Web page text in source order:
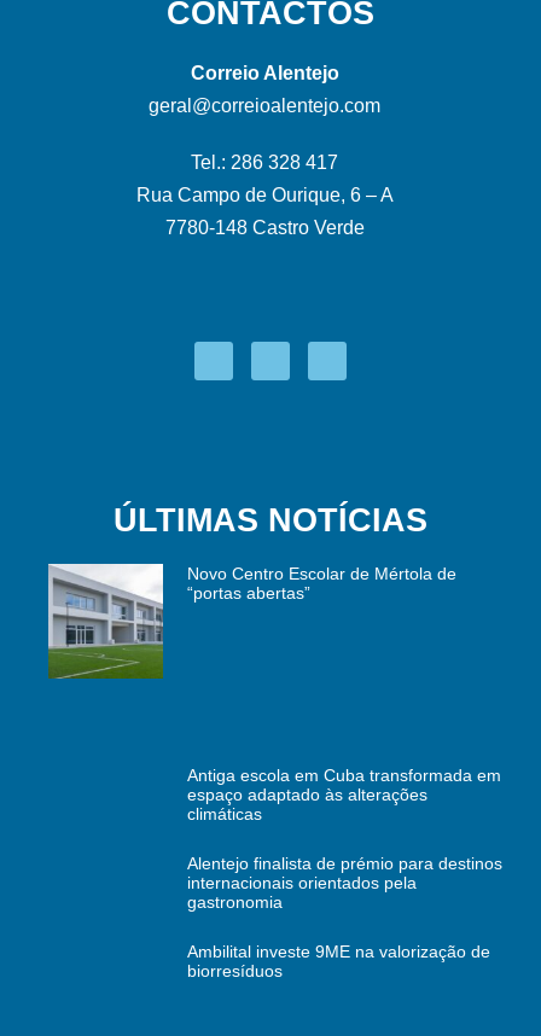
CONTACTOS
Correio Alentejo
geral@correioalentejo.com
Tel.: 286 328 417
Rua Campo de Ourique, 6 – A
7780-148 Castro Verde
ÚLTIMAS NOTÍCIAS
Novo Centro Escolar de Mértola de
“portas abertas”
Antiga escola em Cuba transformada em
espaço adaptado às alterações
climáticas
Alentejo finalista de prémio para destinos
internacionais orientados pela
gastronomia
Ambilital investe 9ME na valorização de
biorresíduos